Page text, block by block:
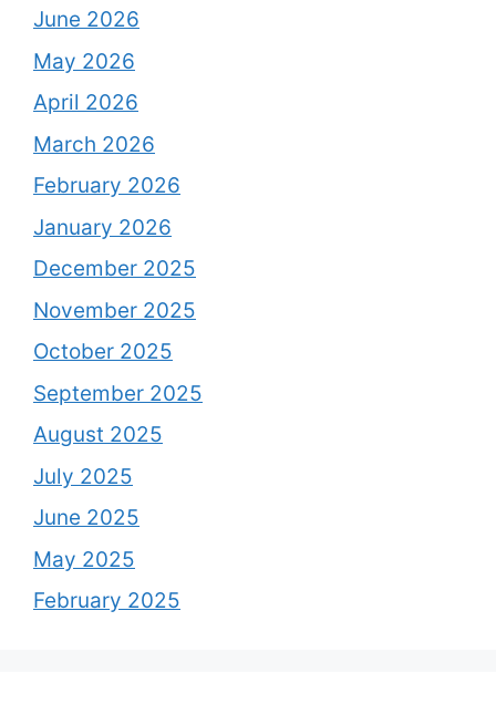
June 2026
May 2026
April 2026
March 2026
February 2026
January 2026
December 2025
November 2025
October 2025
September 2025
August 2025
July 2025
June 2025
May 2025
February 2025